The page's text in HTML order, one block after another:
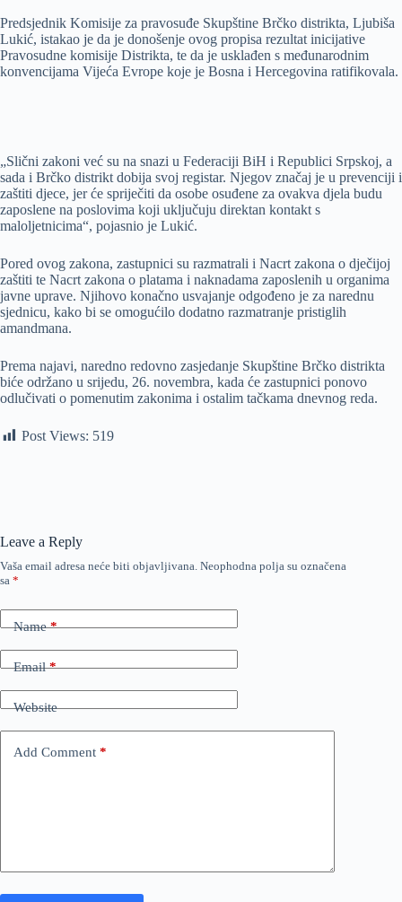
Predsjednik Komisije za pravosuđe Skupštine Brčko distrikta, Ljubiša
Lukić, istakao je da je donošenje ovog propisa rezultat inicijative
Pravosudne komisije Distrikta, te da je usklađen s međunarodnim
konvencijama Vijeća Evrope koje je Bosna i Hercegovina ratifikovala.
„Slični zakoni već su na snazi u Federaciji BiH i Republici Srpskoj, a
sada i Brčko distrikt dobija svoj registar. Njegov značaj je u prevenciji i
zaštiti djece, jer će spriječiti da osobe osuđene za ovakva djela budu
zaposlene na poslovima koji uključuju direktan kontakt s
maloljetnicima“, pojasnio je Lukić.
Pored ovog zakona, zastupnici su razmatrali i Nacrt zakona o dječijoj
zaštiti te Nacrt zakona o platama i naknadama zaposlenih u organima
javne uprave. Njihovo konačno usvajanje odgođeno je za narednu
sjednicu, kako bi se omogućilo dodatno razmatranje pristiglih
amandmana.
Prema najavi, naredno redovno zasjedanje Skupštine Brčko distrikta
biće održano u srijedu, 26. novembra, kada će zastupnici ponovo
odlučivati o pomenutim zakonima i ostalim tačkama dnevnog reda.
Post Views: 519
Leave a Reply
Vaša email adresa neće biti objavljivana. Neophodna polja su označena
sa *
Name*
Email*
Website
Add Comment *